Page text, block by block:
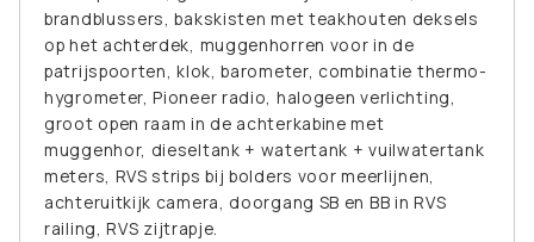
brandblussers, bakskisten met teakhouten deksels
op het achterdek, muggenhorren voor in de
patrijspoorten, klok, barometer, combinatie thermo-
hygrometer, Pioneer radio, halogeen verlichting,
groot open raam in de achterkabine met
muggenhor, dieseltank + watertank + vuilwatertank
meters, RVS strips bij bolders voor meerlijnen,
achteruitkijk camera, doorgang SB en BB in RVS
railing, RVS zijtrapje.